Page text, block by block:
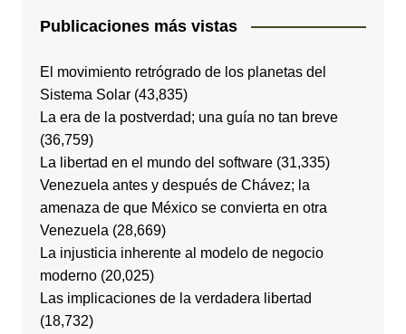
Publicaciones más vistas
El movimiento retrógrado de los planetas del
Sistema Solar (43,835)
La era de la postverdad; una guía no tan breve
(36,759)
La libertad en el mundo del software (31,335)
Venezuela antes y después de Chávez; la
amenaza de que México se convierta en otra
Venezuela (28,669)
La injusticia inherente al modelo de negocio
moderno (20,025)
Las implicaciones de la verdadera libertad
(18,732)